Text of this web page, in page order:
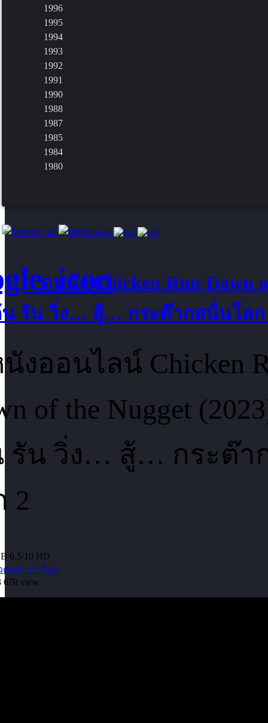
1996
1995
1994
1993
1992
1991
1990
1988
1987
1985
1984
1980
ดูหนังChicken Run Dawn
น รัน วิ่ง… สู้… กระต๊ากสนั่นโลก
6.5/10 HD
หมู่ : การ์ตูน
670 view